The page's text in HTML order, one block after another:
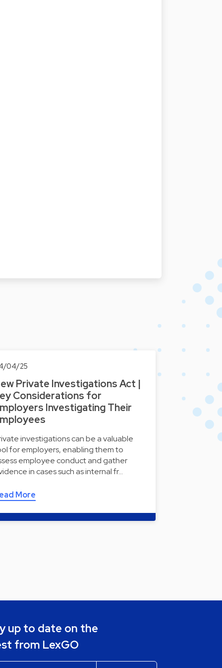
04/25
Private Investigations Act |
Considerations for
Investigating Their
investigations can be a valuable
for employers, enabling them to
employee conduct and gather
in cases such as internal fr…
More
up to date on the
from LexGO